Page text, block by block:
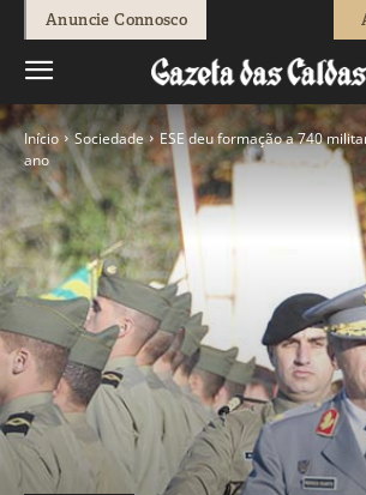
Anuncie Connosco
Início Sociedade
ESE deu formação a 740
ano